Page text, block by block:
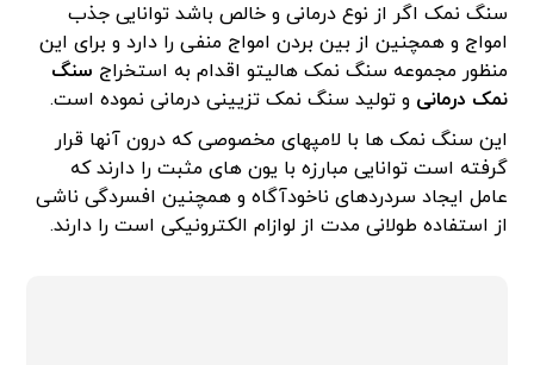
سنگ نمک اگر از نوع درمانی و خالص باشد توانایی جذب
امواج و همچنین از بین بردن امواج منفی را دارد و برای این
منظور مجموعه سنگ نمک هالیتو اقدام به استخراج سنگ
نمک درمانی و تولید سنگ نمک تزیینی درمانی نموده است.
این سنگ نمک ها با لامپهای مخصوصی که درون آنها قرار
گرفته است توانایی مبارزه با یون های مثبت را دارند که
عامل ایجاد سردردهای ناخودآگاه و همچنین افسردگی ناشی
از استفاده طولانی مدت از لوازام الکترونیکی است را دارند.